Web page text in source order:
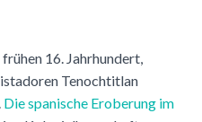
16. Jahrhundert,
Tenochtitlan
Die spanische Eroberung im